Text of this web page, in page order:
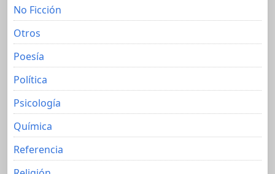
No Ficción
Otros
Poesía
Política
Psicología
Química
Referencia